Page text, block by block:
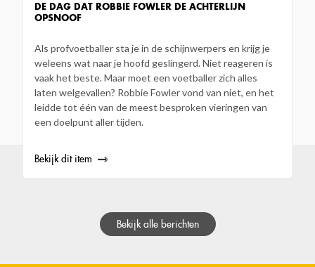
DE DAG DAT ROBBIE FOWLER DE ACHTERLIJN
OPSNOOF
Als profvoetballer sta je in de schijnwerpers en krijg je
weleens wat naar je hoofd geslingerd. Niet reageren is
vaak het beste. Maar moet een voetballer zich alles
laten welgevallen? Robbie Fowler vond van niet, en het
leidde tot één van de meest besproken vieringen van
een doelpunt aller tijden.
Bekijk dit item
Bekijk alle berichten